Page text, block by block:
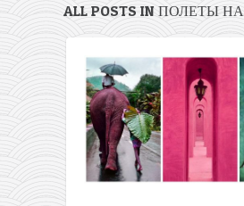
ALL POSTS IN ПОЛЕТЫ